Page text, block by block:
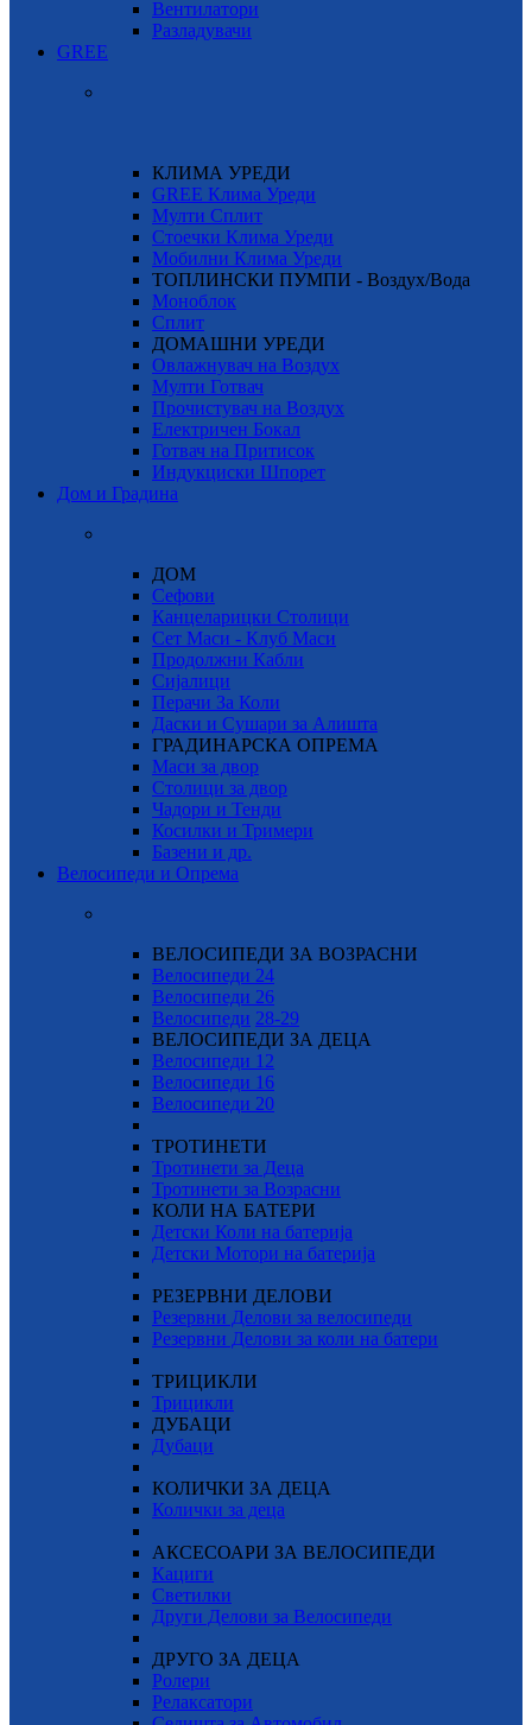
Вентилатори
Разладувачи
GREE
КЛИМА УРЕДИ
GREE Клима Уреди
Мулти Сплит
Стоечки Клима Уреди
Мобилни Клима Уреди
ТОПЛИНСКИ ПУМПИ - Воздух/Вода
Моноблок
Сплит
ДОМАШНИ УРЕДИ
Овлажнувач на Воздух
Мулти Готвач
Прочистувач на Воздух
Електричен Бокал
Готвач на Притисок
Индукциски Шпорет
Дом и Градина
ДОМ
Сефови
Канцеларицки Столици
Сет Маси - Клуб Маси
Продолжни Кабли
Сијалици
Перачи За Коли
Даски и Сушари за Алишта
ГРАДИНАРСКА ОПРЕМА
Маси за двор
Столици за двор
Чадори и Тенди
Косилки и Тримери
Базени и др.
Велосипеди и Опрема
ВЕЛОСИПЕДИ ЗА ВОЗРАСНИ
Велосипеди 24
Велосипеди 26
Велосипеди 28-29
ВЕЛОСИПЕДИ ЗА ДЕЦА
Велосипеди 12
Велосипеди 16
Велосипеди 20
ТРОТИНЕТИ
Тротинети за Деца
Тротинети за Возрасни
КОЛИ НА БАТЕРИ
Детски Коли на батерија
Детски Мотори на батерија
РЕЗЕРВНИ ДЕЛОВИ
Резервни Делови за велосипеди
Резервни Делови за коли на батери
ТРИЦИКЛИ
Трицикли
ДУБАЦИ
Дубаци
КОЛИЧКИ ЗА ДЕЦА
Колички за деца
АКСЕСОАРИ ЗА ВЕЛОСИПЕДИ
Кациги
Светилки
Други Делови за Велосипеди
ДРУГО ЗА ДЕЦА
Ролери
Релаксатори